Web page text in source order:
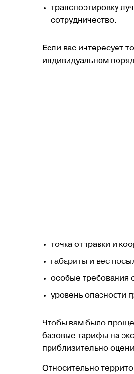
транспортировку
сотрудничество.
Если вас интересует
индивидуальном
точка отправки и
габариты и вес
особые требования
уровень опасности
Чтобы вам было проще
базовые тарифы на
приблизительно
Относительно